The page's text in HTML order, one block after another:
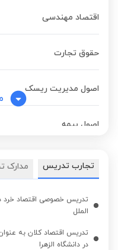
اقتصاد مهندسی
حقوق تجارت
اصول مدیریت ریسک
اصول بیمه
ارزیابی طرح های اقتصادی
اقتصاد توسعه
تجارت بین الملل
تجارب تدریس مدارک
تدریس خصوصی اقتصاد خرد
الملل
تدریس اقتصاد کلان به
در دانشگاه الزهرا